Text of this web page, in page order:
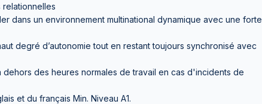
dans un environnement multinational dynamique avec une forte
degré d’autonomie tout en restant toujours synchronisé avec
des heures normales de travail en cas d'incidents de
et du français Min. Niveau A1.